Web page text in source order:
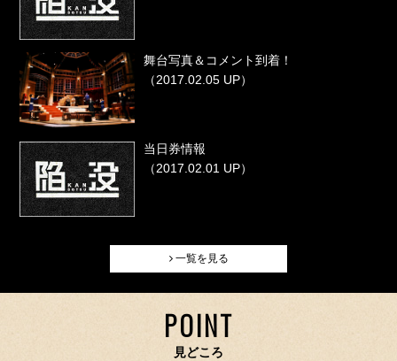
舞台写真＆コメント到着！
（2017.02.05 UP）
当日券情報
（2017.02.01 UP）
一覧を見る
POINT
見どころ